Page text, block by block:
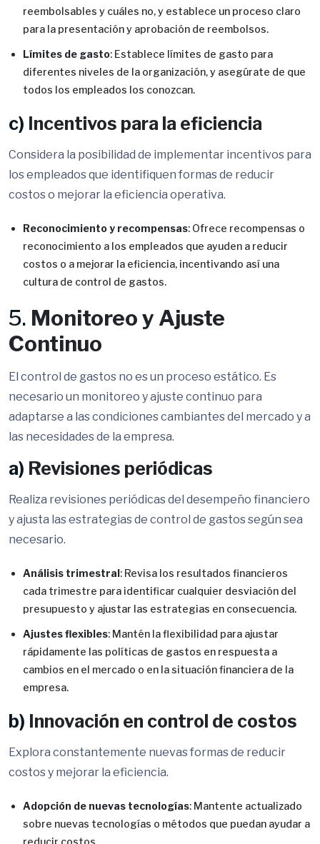
reembolsables y cuáles no, y establece un proceso claro
para la presentación y aprobación de reembolsos.
Límites de gasto: Establece límites de gasto para
diferentes niveles de la organización, y asegúrate de que
todos los empleados los conozcan.
c) Incentivos para la eficiencia
Considera la posibilidad de implementar incentivos para
los empleados que identifiquen formas de reducir
costos o mejorar la eficiencia operativa.
Reconocimiento y recompensas: Ofrece recompensas o
reconocimiento a los empleados que ayuden a reducir
costos o a mejorar la eficiencia, incentivando así una
cultura de control de gastos.
5. Monitoreo y Ajuste
Continuo
El control de gastos no es un proceso estático. Es
necesario un monitoreo y ajuste continuo para
adaptarse a las condiciones cambiantes del mercado y a
las necesidades de la empresa.
a) Revisiones periódicas
Realiza revisiones periódicas del desempeño financiero
y ajusta las estrategias de control de gastos según sea
necesario.
Análisis trimestral: Revisa los resultados financieros
cada trimestre para identificar cualquier desviación del
presupuesto y ajustar las estrategias en consecuencia.
Ajustes flexibles: Mantén la flexibilidad para ajustar
rápidamente las políticas de gastos en respuesta a
cambios en el mercado o en la situación financiera de la
empresa.
b) Innovación en control de costos
Explora constantemente nuevas formas de reducir
costos y mejorar la eficiencia.
Adopción de nuevas tecnologías: Mantente actualizado
sobre nuevas tecnologías o métodos que puedan ayudar a
reducir costos.